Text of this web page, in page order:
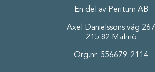
En del av Peritum AB
Axel Danielssons väg 267
215 82 Malmö
Org.nr: 556679-2114